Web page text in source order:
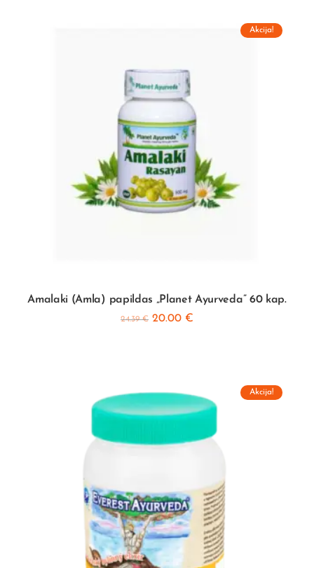
Akcija!
Amalaki (Amla) papildas „Planet Ayurveda” 60 kap.
24.39€ 20.00 €
Akcija!